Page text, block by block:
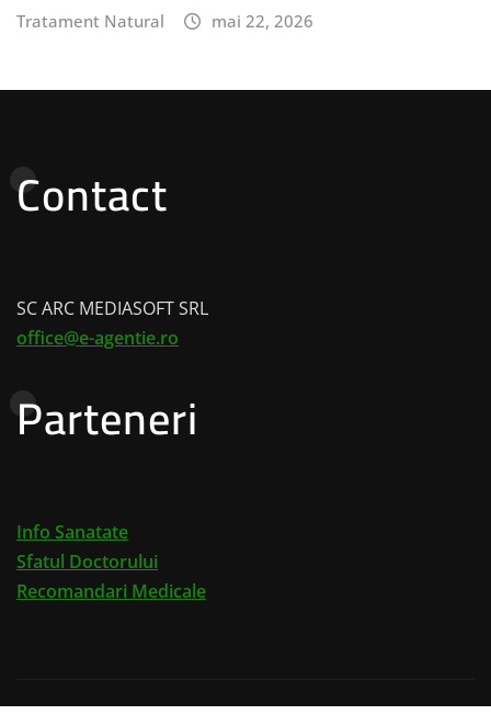
Tratament Natural mai 22, 2026
Contact
SC ARC MEDIASOFT SRL
office@e-agentie.ro
Parteneri
Info Sanatate
Sfatul Doctorului
Recomandari Medicale